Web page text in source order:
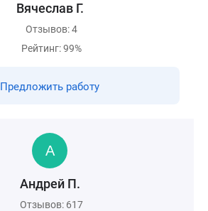
Вячеслав Г.
Отзывов: 4
Рейтинг: 99%
Предложить работу
Андрей П.
Отзывов: 617